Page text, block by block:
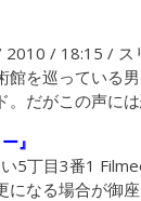
2010 / 18:15 / ス
館を巡っている
だがこの声には
』
5丁目3番1
になる場合が御